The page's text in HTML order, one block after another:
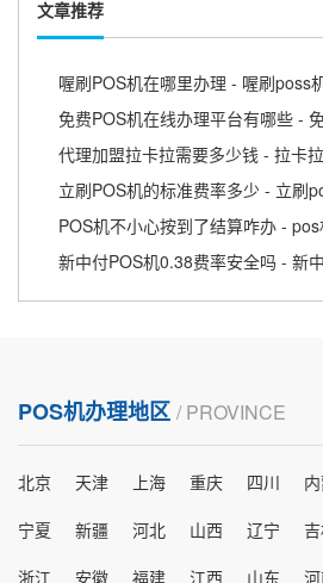
文章推荐
喔刷POS机在哪里办理 - 喔刷poss
免费POS机在线办理平台有哪些 -
代理加盟拉卡拉需要多少钱 - 拉卡
立刷POS机的标准费率多少 - 立刷
POS机不小心按到了结算咋办 -
新中付POS机0.38费率安全吗 - 新
POS机办理地区 / PROVINCE
北京 天津 上海 重庆 四川
宁夏
新疆 河北 山西 辽宁
浙江
安徽 福建 江西 山东